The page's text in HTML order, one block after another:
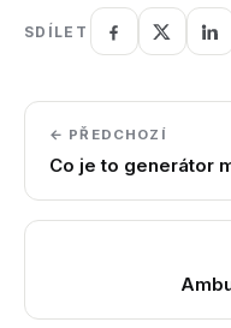
SDÍLET
← PŘEDCHOZÍ
Co je to generátor